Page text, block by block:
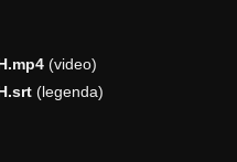
(video)
(legenda)